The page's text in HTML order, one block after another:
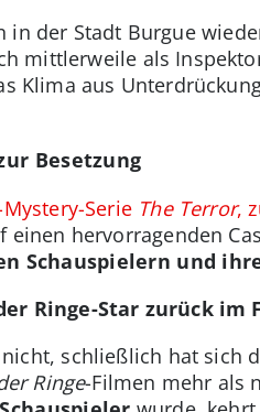
in der Stadt Burgue
mittlerweile als
Klima aus
Besetzung
Serie The Terror,
einen hervorragenden
Schauspielern und
Ringe-Star zurück im
schließlich hat sich
Ringe-Filmen mehr als